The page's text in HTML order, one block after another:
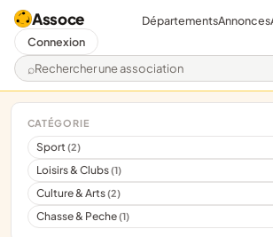
Assoce
Rechercher une association
DépartementsAnnonces
Connexion
CATÉGORIE
Sport(2)
Loisirs & Clubs(1)
Culture & Arts(2)
Chasse & Peche(1)